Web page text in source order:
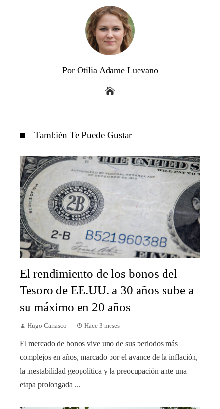
Por Otilia Adame Luevano
También Te Puede Gustar
El rendimiento de los bonos del
Tesoro de EE.UU. a 30 años sube a
su máximo en 20 años
Hugo Carrasco Hace 3 meses
El mercado de bonos vive uno de sus periodos más
complejos en años, marcado por el avance de la inflación,
la inestabilidad geopolítica y la preocupación ante una
etapa prolongada ...